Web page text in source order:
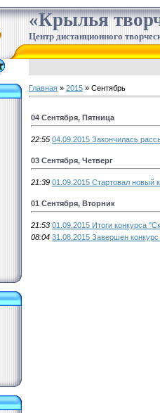
«Крылья
Центр дистанционного
Главная » 2015 » Сентябрь
04 Сентября, Пятница
22:55 04.09.2015 Закончилась
03 Сентября, Четверг
21:39 01.09.2015 Стартовал новый
01 Сентября, Вторник
21:53 01.09.2015 Итоги конкурса
08:04 31.08.2015 Завершен конкурс